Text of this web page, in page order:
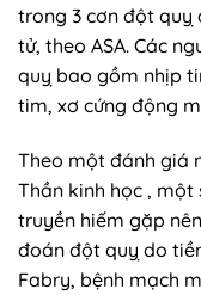
trong 3 cơn đột quỵ
tử, theo ASA. Các
quỵ bao gồm nhịp
tim, xơ cứng động
Theo một đánh giá
Thần kinh học ,
truyền hiếm gặp
đoán đột quỵ do
Fabry, bệnh mạch